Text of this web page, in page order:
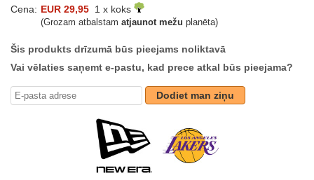
Cena: EUR 29,95 1 x koks
(Grozam atbalstam atjaunot mežu planēta)
Šis produkts drīzumā būs pieejams noliktavā
Vai vēlaties saņemt e-pastu, kad prece atkal būs pieejama?
Dodiet man ziņu